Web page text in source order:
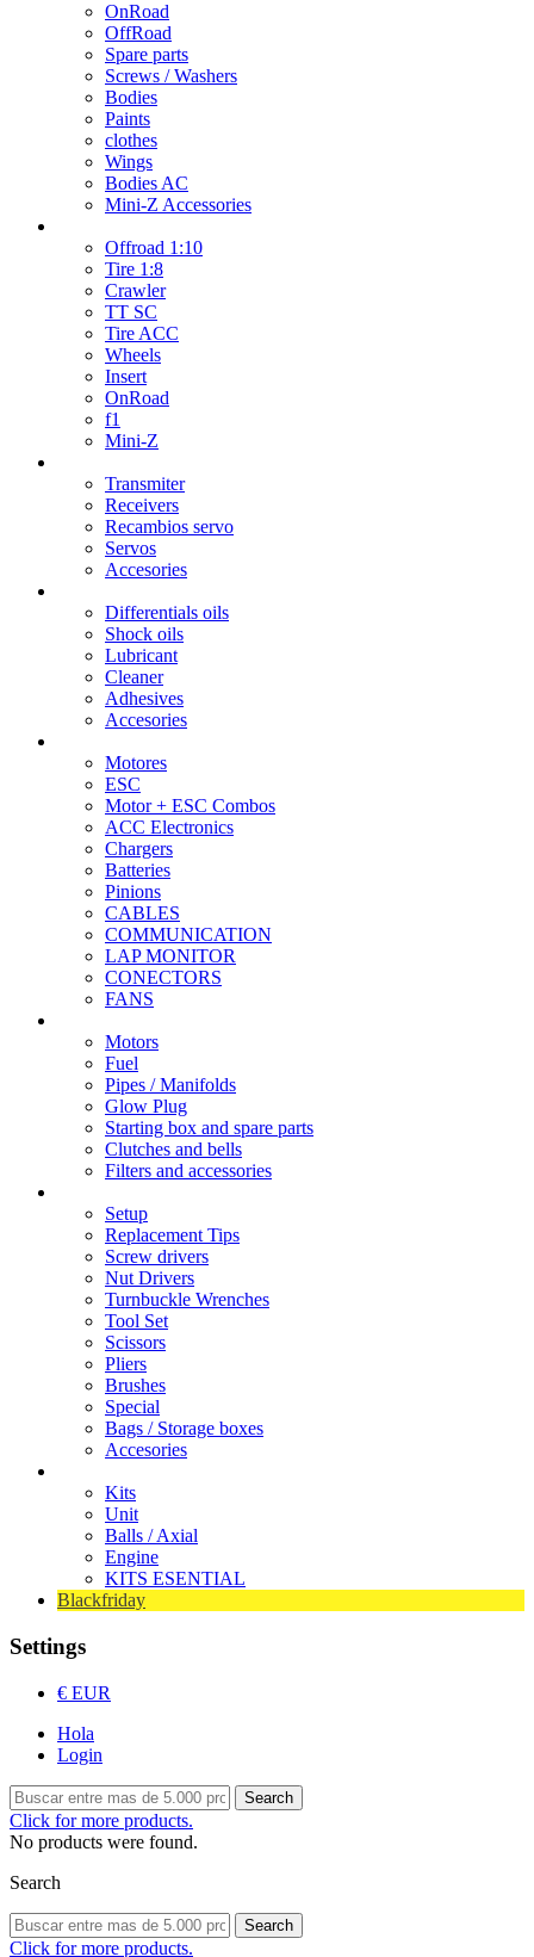
OnRoad
OffRoad
Spare parts
Screws / Washers
Bodies
Paints
clothes
Wings
Bodies AC
Mini-Z Accessories
Offroad 1:10
Tire 1:8
Crawler
TT SC
Tire ACC
Wheels
Insert
OnRoad
f1
Mini-Z
Transmiter
Receivers
Recambios servo
Servos
Accesories
Differentials oils
Shock oils
Lubricant
Cleaner
Adhesives
Accesories
Motores
ESC
Motor + ESC Combos
ACC Electronics
Chargers
Batteries
Pinions
CABLES
COMMUNICATION
LAP MONITOR
CONECTORS
FANS
Motors
Fuel
Pipes / Manifolds
Glow Plug
Starting box and spare parts
Clutches and bells
Filters and accessories
Setup
Replacement Tips
Screw drivers
Nut Drivers
Turnbuckle Wrenches
Tool Set
Scissors
Pliers
Brushes
Special
Bags / Storage boxes
Accesories
Kits
Unit
Balls / Axial
Engine
KITS ESENTIAL
Blackfriday
Settings
€ EUR
Hola
Login
Search
Click for more products.
No products were found.
Search
Search
Click for more products.